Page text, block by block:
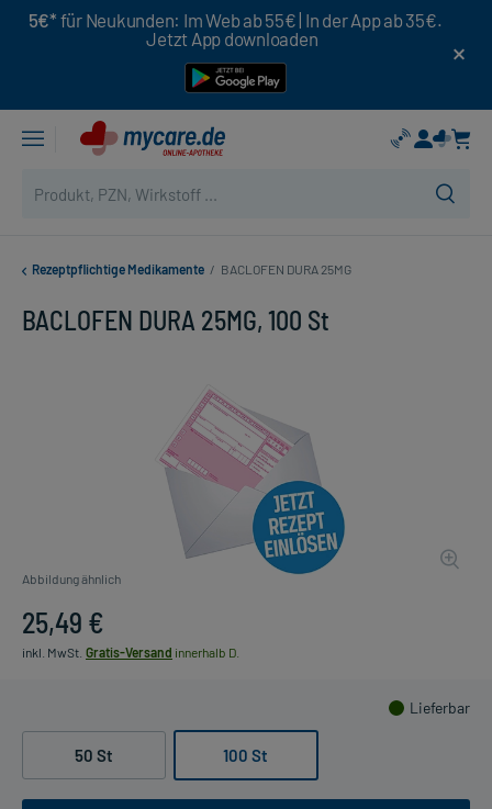
5€* für Neukunden: Im Web ab 55€ | In der App ab 35€.
Jetzt App downloaden
Rezeptpflichtige Medikamente / BACLOFEN DURA 25MG
BACLOFEN DURA 25MG, 100 St
Abbildung ähnlich
25,49 €
inkl. MwSt. Gratis-Versand innerhalb D.
Lieferbar
50 St 100 St